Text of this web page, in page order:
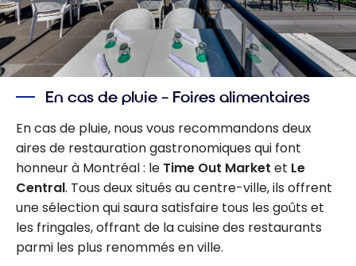
En cas de pluie – Foires alimentaires
En cas de pluie, nous vous recommandons deux
aires de restauration gastronomiques qui font
honneur à Montréal : le Time Out Market et Le
Central. Tous deux situés au centre-ville, ils offrent
une sélection qui saura satisfaire tous les goûts et
les fringales, offrant de la cuisine des restaurants
parmi les plus renommés en ville.